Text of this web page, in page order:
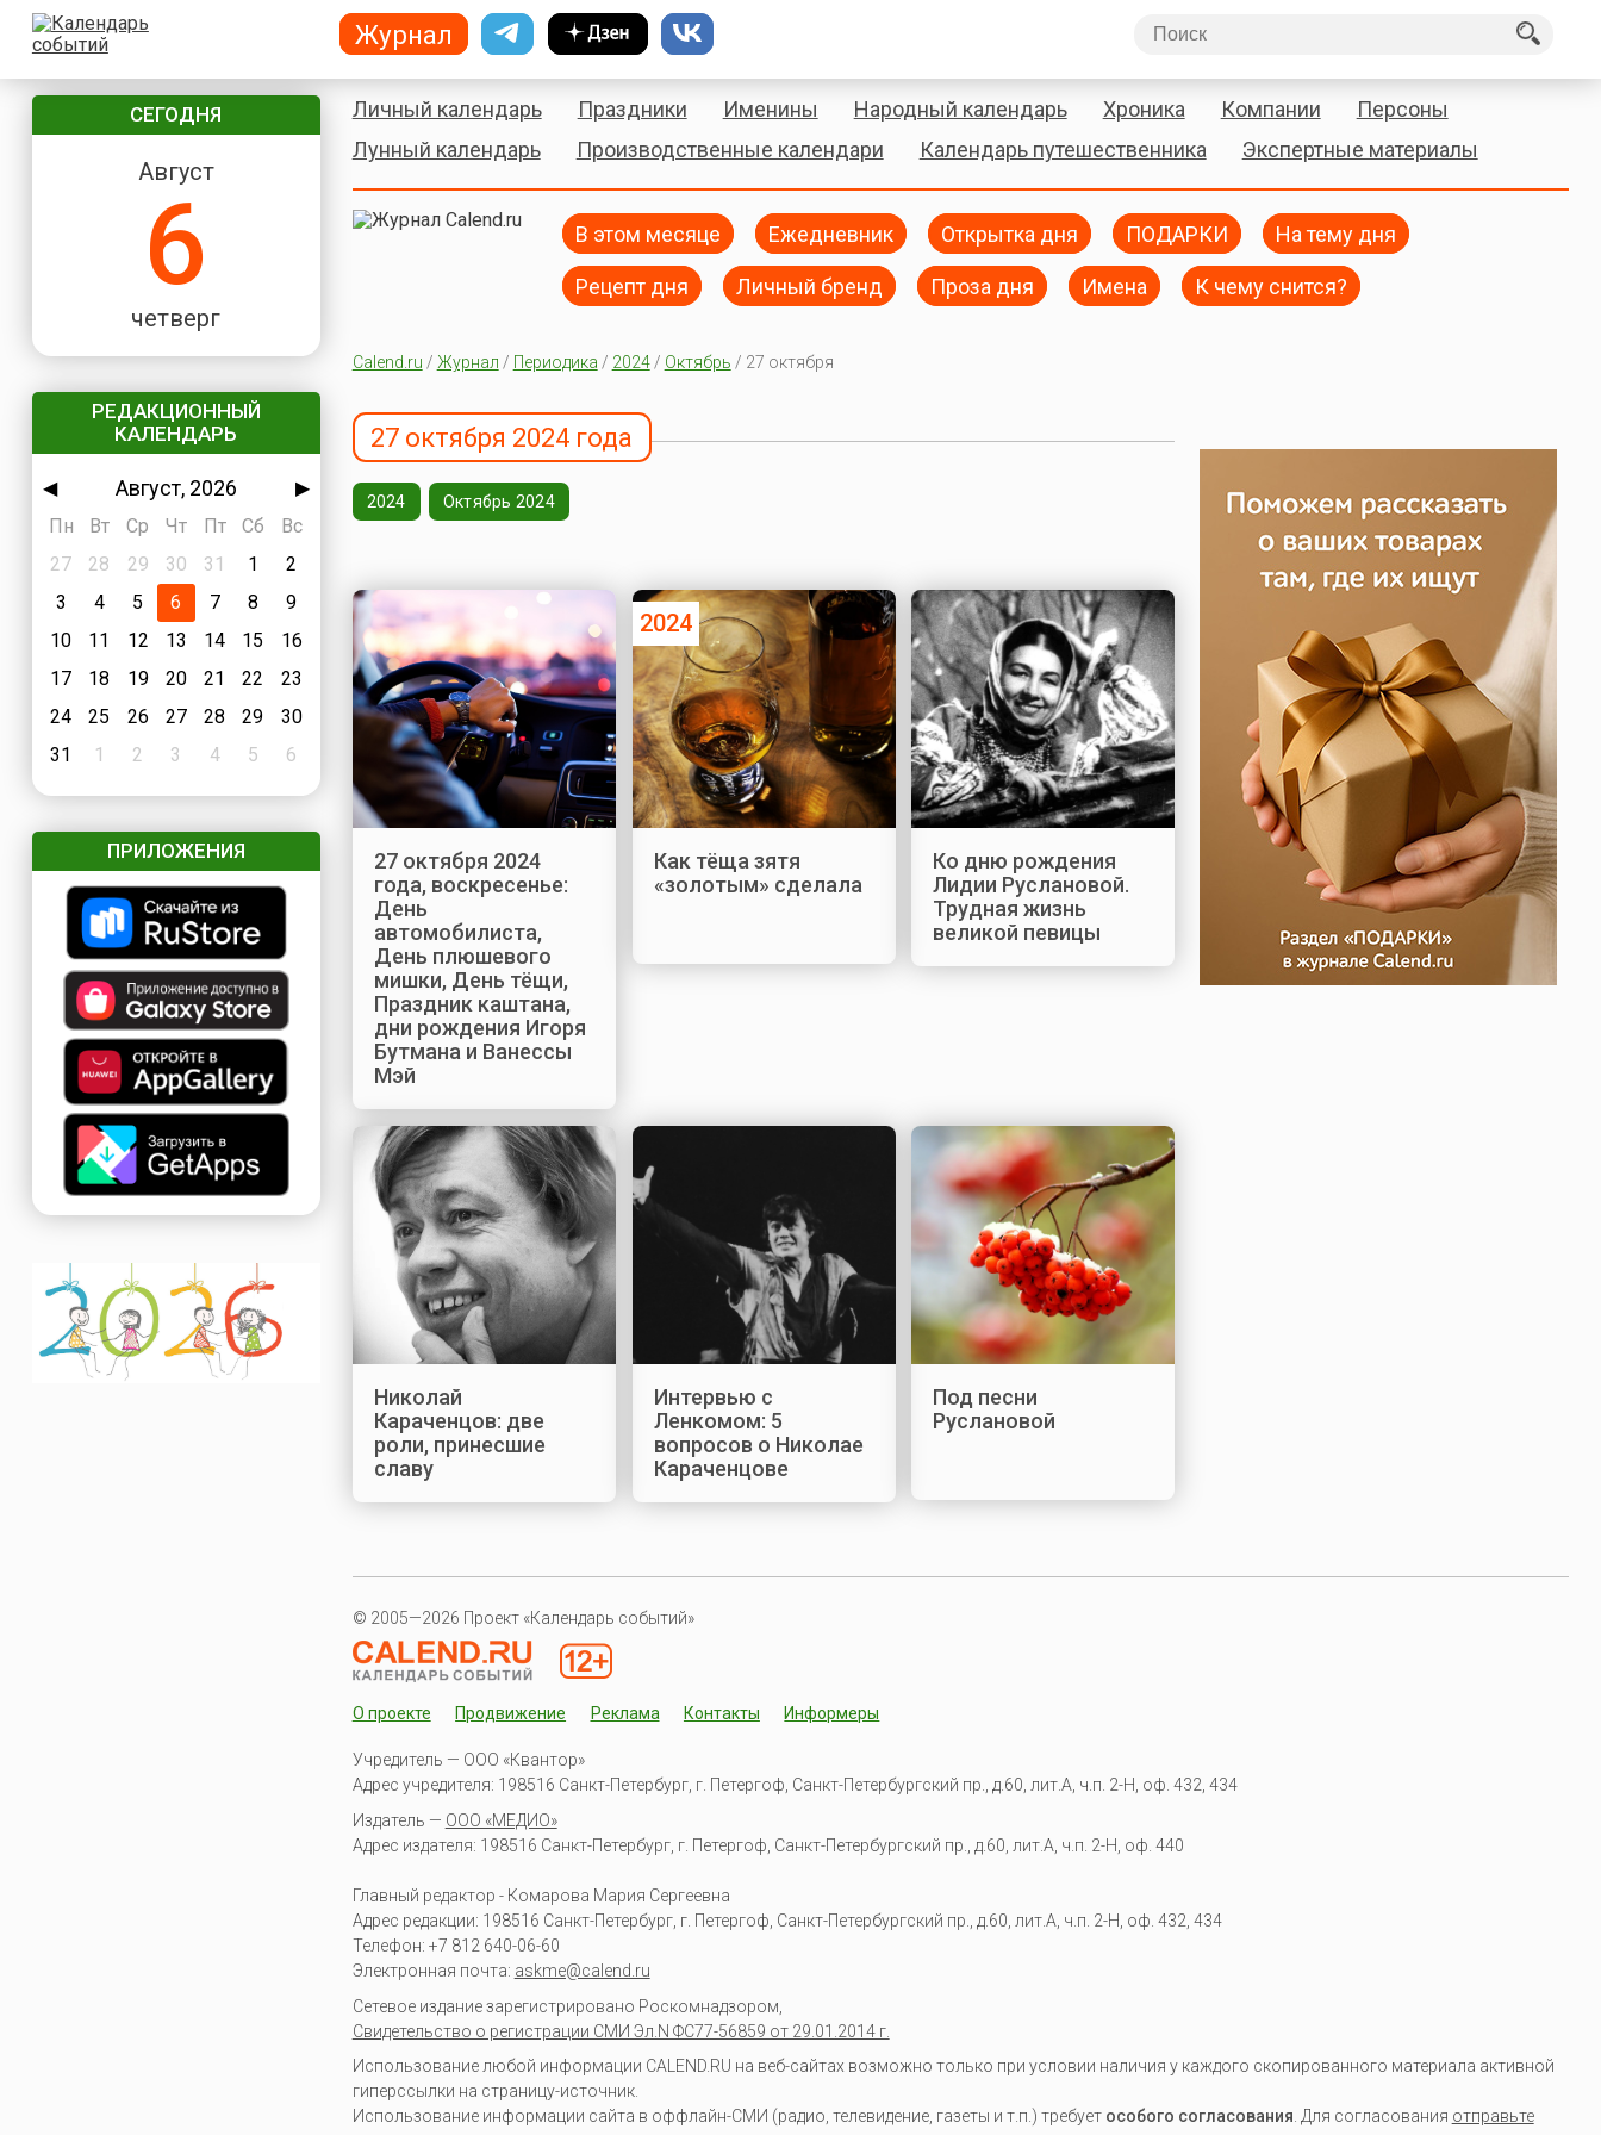
СЕГОДНЯ
Август
6
четверг
РЕДАКЦИОННЫЙ
КАЛЕНДАРЬ
◀ Август, 2026
▶
Пн
Вт Ср Чт Пт Сб
Вс
27
28 29 30 31 1
2
3
4 5 6 7 8
9
10
11 12 13 14 15
16
17
18 19 20 21 22
23
24
25 26 27 28 29
30
31
1 2 3 4 5 6
ПРИЛОЖЕНИЯ
Личный календарь Праздники Именины Народный календарь Хроника Компании
Персоны
Лунный календарь
Производственные календари Календарь путешественника Экспертные материалы
В этом месяце Ежедневник Открытка дня ПОДАРКИ На тему дня
Рецепт дня Личный бренд Проза дня Имена К чему снится?
Calend.ru / Журнал / Периодика / 2024/ Октябрь / 27 октября
27 октября 2024 года
2024 Октябрь 2024
27 октября 2024
года, воскресенье:
День
автомобилиста,
День плюшевого
мишки, День тёщи,
Праздник каштана,
дни рождения Игоря
Бутмана и Ванессы
Мэй
2024
Как тёща зятя
«золотым» сделала
Ко дню рождения
Лидии Руслановой.
Трудная жизнь
великой певицы
Николай
Караченцов: две
роли, принесшие
славу
Интервью с
Ленкомом: 5
вопросов о Николае
Караченцове
Под песни
Руслановой
© 2005—2026 Проект «Календарь событий»
О проекте Продвижение Реклама Контакты Информеры
Учредитель — ООО «Квантор»
Адрес учредителя: 198516 Санкт-Петербург, г. Петергоф, Санкт-Петербургский пр., д.60, лит.А, ч.п. 2-Н, оф. 432, 434
Издатель — ООО «МЕДИО»
Адрес издателя: 198516 Санкт-Петербург, г. Петергоф, Санкт-Петербургский пр., д.60, лит.А, ч.п. 2-Н, оф. 440
Главный редактор - Комарова Мария Сергеевна
Адрес редакции: 198516 Санкт-Петербург, г. Петергоф Санкт-Петербургский пр., д.60, лит.А, ч.п. 2-Н, оф. 432, 434
Телефон: +7 812 640-06-60
Электронная почта: askme@calend.ru
Сетевое издание зарегистрировано Роскомнадзором,
Свидетельство о регистрации СМИ Эл.N ФС77-56859 от 29.01.2014 г.
Использование любой информации CALEND.RU на веб-сайтах возможно только при условии наличия у каждого скопированного материала активной
гиперссылки на страницу-источник.
Использование информации сайта в оффлайн-СМИ (радио, телевидение, газеты и т.п.) требует особого согласования. Для согласования отправьте
Журнал